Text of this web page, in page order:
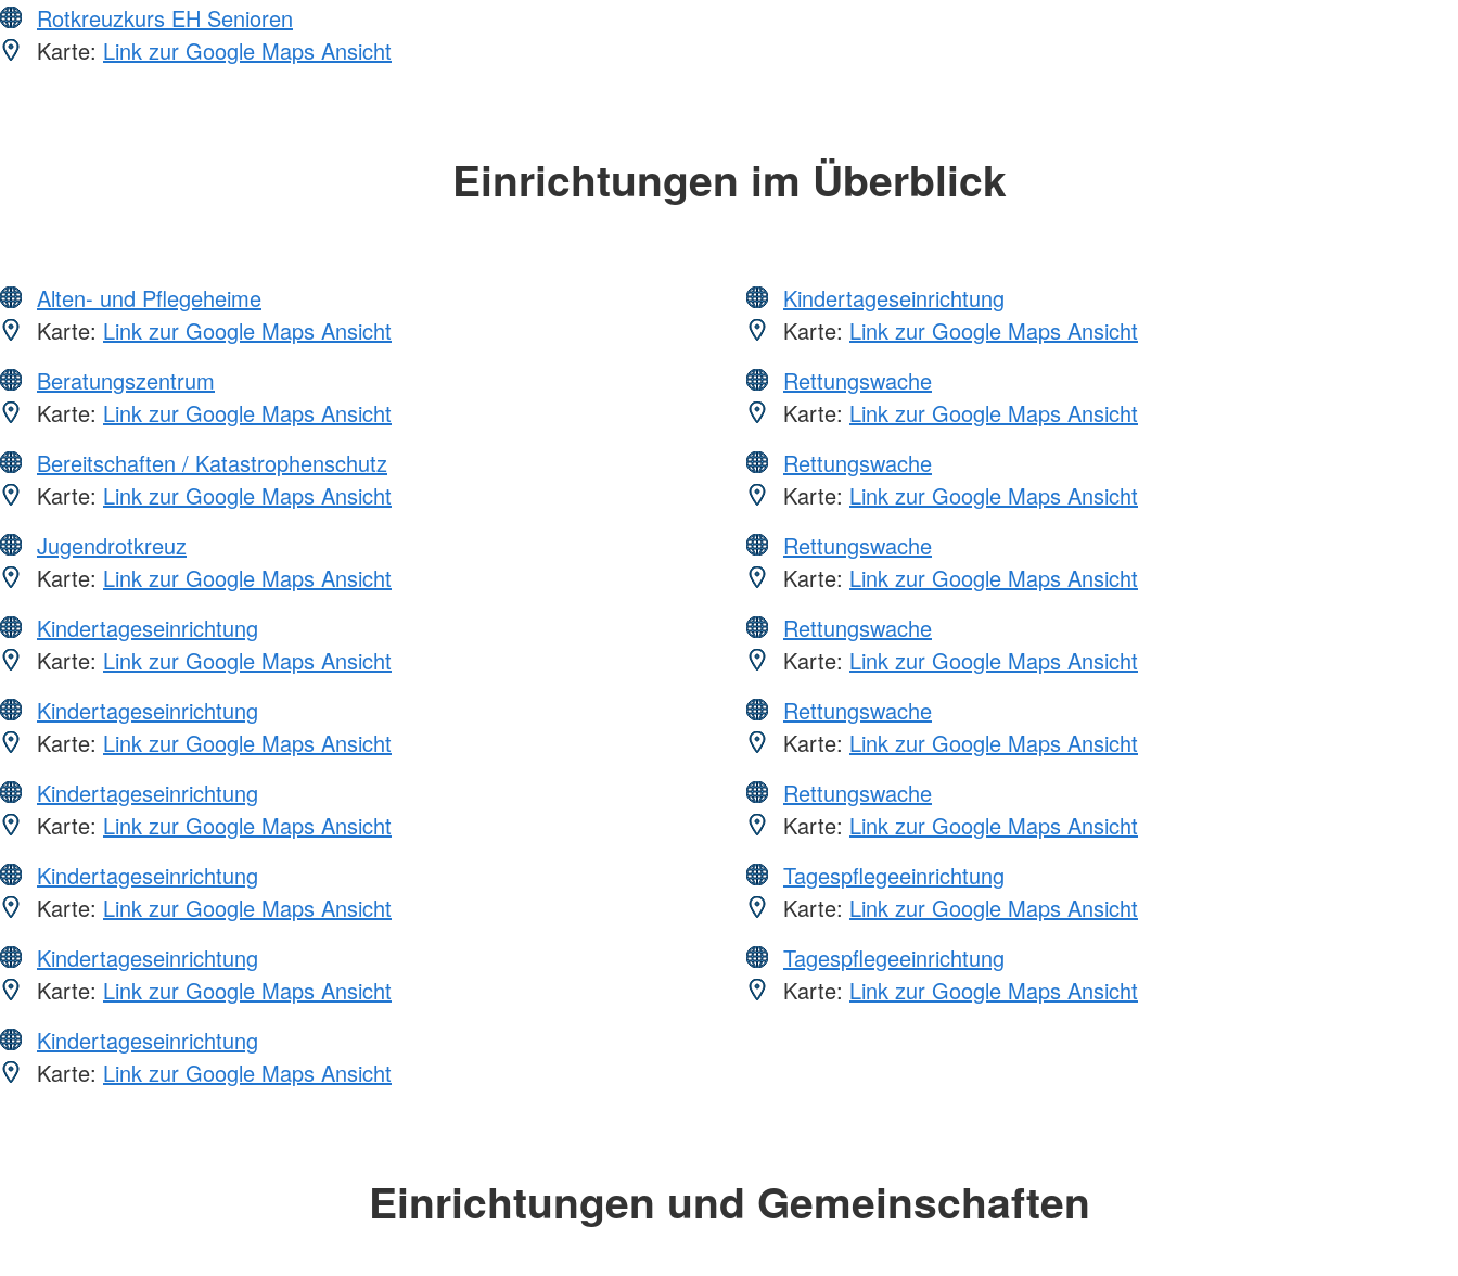
Rotkreuzkurs EH Senioren
Karte: Link zur Google Maps Ansicht
Einrichtungen im Überblick
Alten- und Pflegeheime
Karte: Link zur Google Maps Ansicht
Beratungszentrum
Karte: Link zur Google Maps Ansicht
Bereitschaften / Katastrophenschutz
Karte: Link zur Google Maps Ansicht
Jugendrotkreuz
Karte: Link zur Google Maps Ansicht
Kindertageseinrichtung
Karte: Link zur Google Maps Ansicht
Kindertageseinrichtung
Karte: Link zur Google Maps Ansicht
Kindertageseinrichtung
Karte: Link zur Google Maps Ansicht
Kindertageseinrichtung
Karte: Link zur Google Maps Ansicht
Kindertageseinrichtung
Karte: Link zur Google Maps Ansicht
Kindertageseinrichtung
Karte: Link zur Google Maps Ansicht
Kindertageseinrichtung
Karte: Link zur Google Maps Ansicht
Rettungswache
Karte: Link zur Google Maps Ansicht
Rettungswache
Karte: Link zur Google Maps Ansicht
Rettungswache
Karte: Link zur Google Maps Ansicht
Rettungswache
Karte: Link zur Google Maps Ansicht
Rettungswache
Karte: Link zur Google Maps Ansicht
Rettungswache
Karte: Link zur Google Maps Ansicht
Tagespflegeeinrichtung
Karte: Link zur Google Maps Ansicht
Tagespflegeeinrichtung
Karte: Link zur Google Maps Ansicht
Einrichtungen und Gemeinschaften